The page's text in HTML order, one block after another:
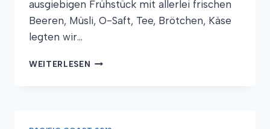
ausgiebigen Frühstück mit allerlei frischen
Beeren, Müsli, O-Saft, Tee, Brötchen, Käse
legten wir…
WEITERLESEN DURCH